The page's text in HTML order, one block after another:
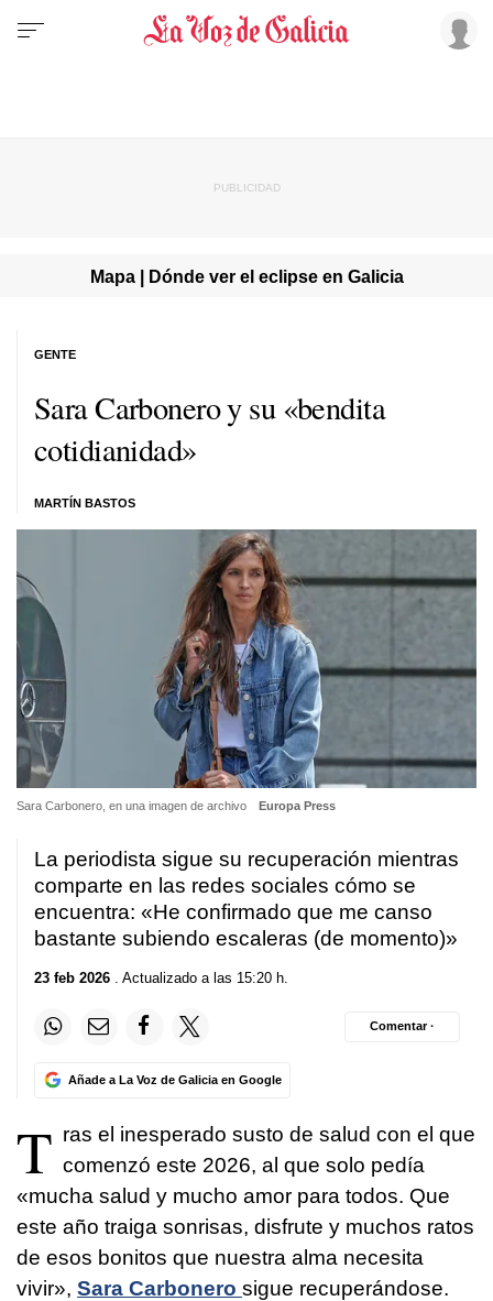
Mapa | Dónde ver el eclipse en Galicia
Sara Carbonero y su «bendita
cotidianidad»
MARTÍN BASTOS
GENTE
Sara Carbonero, en una imagen de archivo Europa Press
La periodista sigue su recuperación mientras
comparte en las redes sociales cómo se
encuentra: «He confirmado que me canso
bastante subiendo escaleras (de momento)»
23 feb 2026 . Actualizado a las 15:20 h.
Añade a La Voz de Galicia en Google
Comentar ·
T ras el inesperado susto de salud con el que
comenzó este 2026, al que solo pedía
«mucha salud y mucho amor para todos. Que
este año traiga sonrisas, disfrute y muchos ratos
de esos bonitos que nuestra alma necesita
vivir», Sara Carbonero sigue recuperándose.